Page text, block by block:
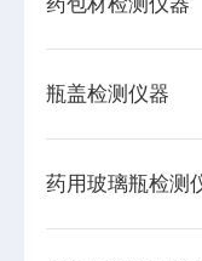
瓶盖检测仪器
药用玻璃瓶检测